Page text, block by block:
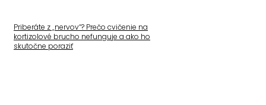
Priberáte z „nervov“? Prečo cvičenie na
kortizolové brucho nefunguje a ako ho
skutočne poraziť